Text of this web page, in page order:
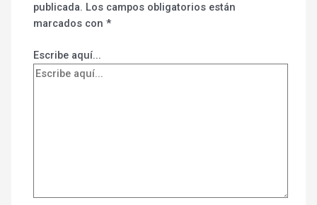
publicada. Los campos obligatorios están
marcados con*
Escribe aquí...